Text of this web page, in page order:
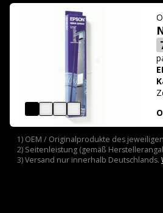
1) OEM / Originalprodukte des
2) Seitenleistung (gemäß
3) Versand nur innerhalb Deutschlands.